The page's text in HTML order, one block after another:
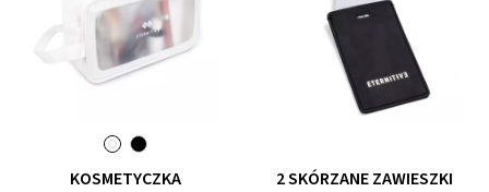
KOSMETYCZKA
2 SKÓRZANE ZAWIESZKI